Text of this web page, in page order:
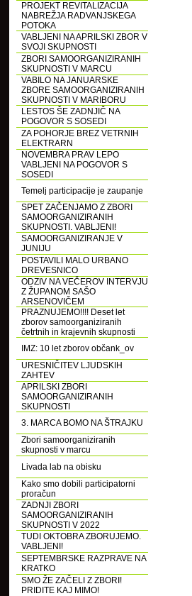
PROJEKT REVITALIZACIJA
NABREŽJA RADVANJSKEGA
POTOKA
VABLJENI NA APRILSKI ZBOR V
SVOJI SKUPNOSTI
ZBORI SAMOORGANIZIRANIH
SKUPNOSTI V MARCU
VABILO NA JANUARSKE
ZBORE SAMOORGANIZIRANIH
SKUPNOSTI V MARIBORU
LESTOS ŠE ZADNJIČ NA
POGOVOR S SOSEDI
ZA POHORJE BREZ VETRNIH
ELEKTRARN
NOVEMBRA PRAV LEPO
VABLJENI NA POGOVOR S
SOSEDI
Temelj participacije je zaupanje
SPET ZAČENJAMO Z ZBORI
SAMOORGANIZIRANIH
SKUPNOSTI. VABLJENI!
SAMOORGANIZIRANJE V
JUNIJU
POSTAVILI MALO URBANO
DREVESNICO
ODZIV NA VEČEROV INTERVJU
Z ŽUPANOM SAŠO
ARSENOVIČEM
PRAZNUJEMO!!!! Deset let
zborov samoorganiziranih
četrtnih in krajevnih skupnosti
IMZ: 10 let zborov občank_ov
URESNIČITEV LJUDSKIH
ZAHTEV
APRILSKI ZBORI
SAMOORGANIZIRANIH
SKUPNOSTI
3. MARCA BOMO NA ŠTRAJKU
Zbori samoorganiziranih
skupnosti v marcu
Livada lab na obisku
Kako smo dobili participatorni
proračun
ZADNJI ZBORI
SAMOORGANIZIRANIH
SKUPNOSTI V 2022
TUDI OKTOBRA ZBORUJEMO.
VABLJENI!
SEPTEMBRSKE RAZPRAVE NA
KRATKO
SMO ŽE ZAČELI Z ZBORI!
PRIDITE KAJ MIMO!